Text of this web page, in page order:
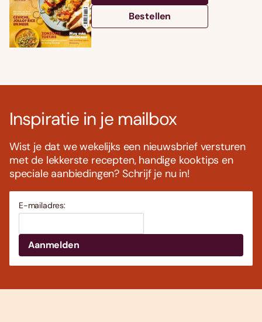
Bestellen
Inspiratie in je mailbox
Wist je dat we wekelijks een nieuwsbrief versturen
met de lekkerste recepten, handige kooktips en
speciale aanbiedingen? Schrijf je nu in!
E-mailadres: